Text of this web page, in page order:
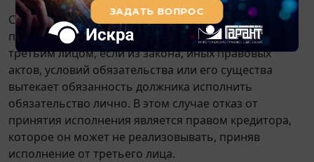
Согласноп. 3 ст. 313ГК РФ кредитор не обязан
принимать исполнение, предложенное за должника
третьим лицом, если из закона, иных правовых
актов, условий обязательства или его существа
вытекает обязанность должника исполнить
обязательство лично. В этом случае отказ от
принятия исполнения является правом кредитора,
которое он может не реализовывать, приняв
исполнение от третьего лица.